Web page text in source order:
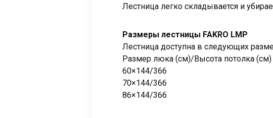
Лестница легко складывается и
Размеры лестницы FAKRO LMP
Лестница доступна в следующих
Размер люка (см)/Высота потолка (см)
60×144/366
70×144/366
86×144/366